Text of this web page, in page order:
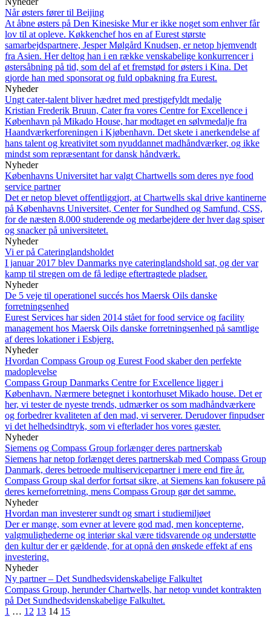
Når østers fører til Beijing
At åbne østers på Den Kinesiske Mur er ikke noget som enhver får
lov til at opleve. Køkkenchef hos en af Eurest største
samarbejdspartnere, Jesper Mølgård Knudsen, er netop hjemvendt
fra Asien. Her deltog han i en række venskabelige konkurrencer i
østersåbning på tid, som del af et fremstød for østers i Kina. Det
gjorde han med sponsorat og fuld opbakning fra Eurest.
Nyheder
Ungt cater-talent bliver hædret med prestigefyldt medalje
Kristian Frederik Bruun, Cater fra vores Centre for Excellence i
København på Mikado House, har modtaget en sølvmedalje fra
Haandværkerforeningen i Kjøbenhavn. Det skete i anerkendelse af
hans talent og kreativitet som nyuddannet madhåndværker, og ikke
mindst som repræsentant for dansk håndværk.
Nyheder
Københavns Universitet har valgt Chartwells som deres nye food
service partner
Det er netop blevet offentliggjort, at Chartwells skal drive kantinerne
på Københavns Universitet, Center for Sundhed og Samfund, CSS,
for de næsten 8.000 studerende og medarbejdere der hver dag spiser
og snacker på universitetet.
Nyheder
Vi er på Cateringlandsholdet
I januar 2017 blev Danmarks nye cateringlandshold sat, og der var
kamp til stregen om de få ledige eftertragtede pladser.
Nyheder
De 5 veje til operationel succés hos Maersk Oils danske
forretningsenhed
Eurest Services har siden 2014 stået for food service og facility
management hos Maersk Oils danske forretningsenhed på samtlige
af deres lokationer i Esbjerg.
Nyheder
Hvordan Compass Group og Eurest Food skaber den perfekte
madoplevelse
Compass Group Danmarks Centre for Excellence ligger i
København. Nærmere betegnet i kontorhuset Mikado house. Det er
her, vi tester de nyeste trends, udmærker os som madhåndværkere
og forbedrer kvaliteten af den mad, vi serverer. Derudover finpudser
vi det helhedsindtryk, som vi efterlader hos vores gæster.
Nyheder
Siemens og Compass Group forlænger deres partnerskab
Siemens har netop forlænget deres partnerskab med Compass Group
Danmark, deres betroede multiservicepartner i mere end fire år.
Compass Group skal derfor fortsat sikre, at Siemens kan fokusere på
deres kerneforretning, mens Compass Group gør det samme.
Nyheder
Hvordan man investerer sundt og smart i studiemiljøet
Der er mange, som evner at levere god mad, men koncepterne,
valgmulighederne og interiør skal være tidsvarende og understøtte
den kultur der er gældende, for at opnå den ønskede effekt af ens
investering.
Nyheder
Ny partner – Det Sundhedsvidenskabelige Falkultet
Compass Group, herunder Chartwells, har netop vundet kontrakten
på Det Sundhedsvidenskabelige Falkultet.
1 … 12 13 14 15